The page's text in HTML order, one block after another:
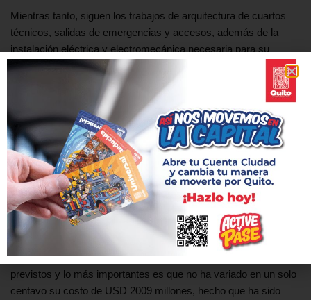
Mientras tanto, siguen los trabajos de arquitectura de cuartos
técnicos, salidas de emergencias y accesos, además de la
instalación eléctrica y electromecánica necesaria para su
entrega a la ciudadanía. El Alcalde dijo que en los próximos días
se iniciarán las visitas guiadas a esta estación para que todos
los vecinos del sur conozcan la magnificencia de esta obra.
Otras de las buenas noticias es que están en Quito seis trenes
que son sometidos a diferentes pruebas de movilidad sobre
rieles con y sin pasajeros y, paulatinamente, seguirán llegando
los 12 trenes restantes.
La obra del Metro de Quito presenta un avance del 82%, las 15
estaciones han concluido la construcción física y se encuentran
en proceso de acabados, la obra avanza bajo los cronogramas
previstos y lo más importantes es que no ha variado en un solo
centavo su costo de USD 2009 millones, hecho que ha sido